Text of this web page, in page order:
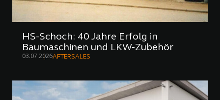
HS-Schoch: 40 Jahre Erfolg in
Baumaschinen und LKW-Zubehör
03.07.2026AFTERSALES